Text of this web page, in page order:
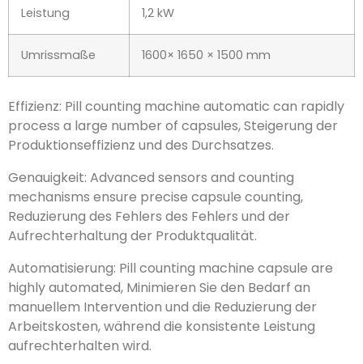
Stromspannung 380/220 V 50 Hz (anpassbar)
Leistung 1,2 kW
Effizienz:Die automatische Pillenzählmaschine kann
Steigerung der Produktionseffizienz und des
Durchsatzes.
Genauigkeit:Fortschrittliche Sensoren und
Kapselzählung, Reduzierung des Fehlers des Fehlers
und der Aufrechterhaltung der Produktqualität.
Automatisierung:Pillenzählmaschinenkapseln sind
hochautomatisiert, Minimieren Sie den Bedarf an